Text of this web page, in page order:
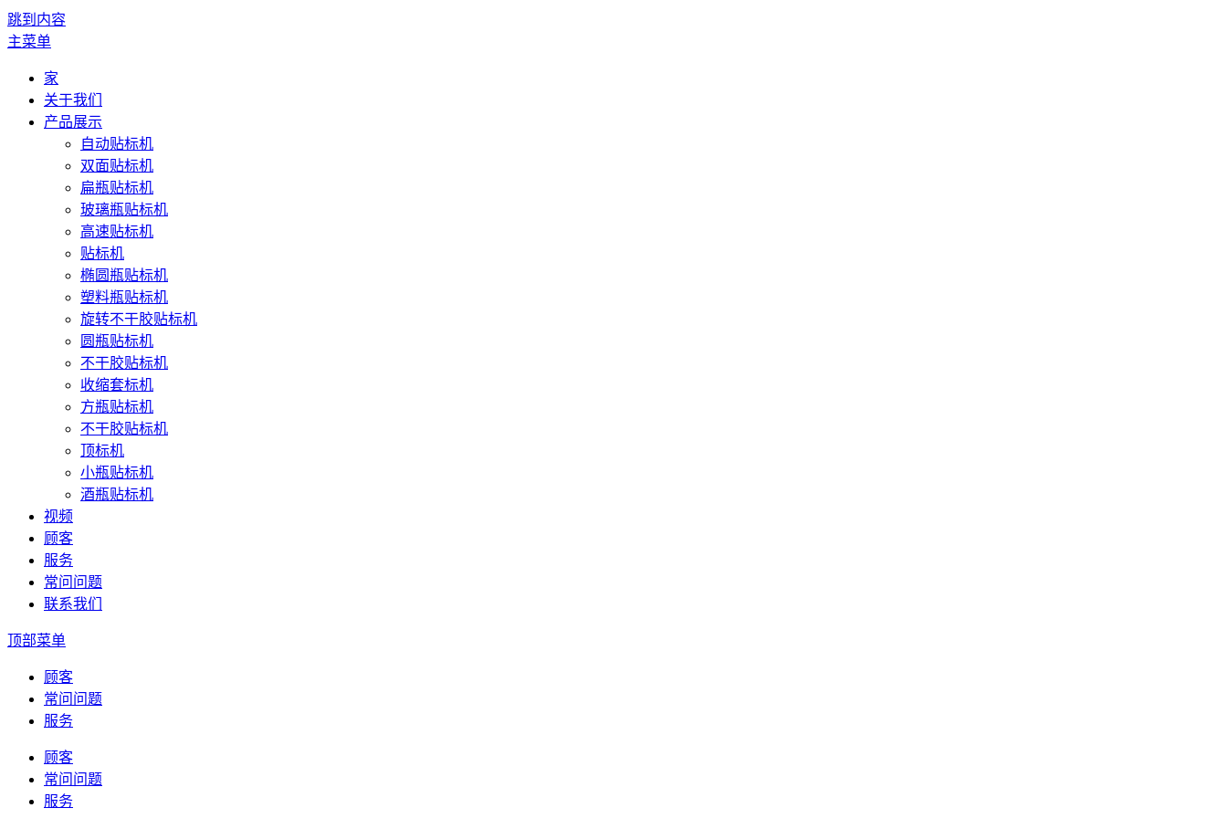
跳到内容
主菜单
家
关于我们
产品展示
自动贴标机
双面贴标机
扁瓶贴标机
玻璃瓶贴标机
高速贴标机
贴标机
椭圆瓶贴标机
塑料瓶贴标机
旋转不干胶贴标机
圆瓶贴标机
不干胶贴标机
收缩套标机
方瓶贴标机
不干胶贴标机
顶标机
小瓶贴标机
酒瓶贴标机
视频
顾客
服务
常问问题
联系我们
顶部菜单
顾客
常问问题
服务
顾客
常问问题
服务